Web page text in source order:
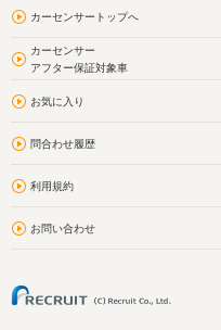
カーセンサートップへ
カーセンサー
アフター保証対象車
お気に入り
問合わせ履歴
利用規約
お問い合わせ